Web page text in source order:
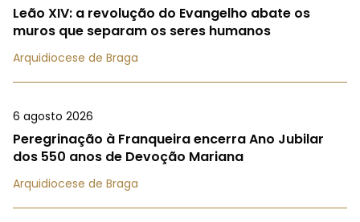
Leão XIV: a revolução do Evangelho abate os
muros que separam os seres humanos
Arquidiocese de Braga
6 agosto 2026
Peregrinação à Franqueira encerra Ano Jubilar
dos 550 anos de Devoção Mariana
Arquidiocese de Braga